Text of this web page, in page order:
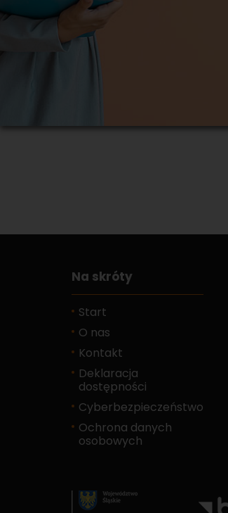
Na skróty
Start
O nas
Kontakt
Deklaracja
dostępności
Cyberbezpieczeństwo
Ochrona danych
osobowych